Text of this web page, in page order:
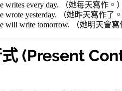
writes every day. （她每天寫作。）
wrote yesterday. （她昨天寫作了。
will write tomorrow. （她明天會寫
(Present